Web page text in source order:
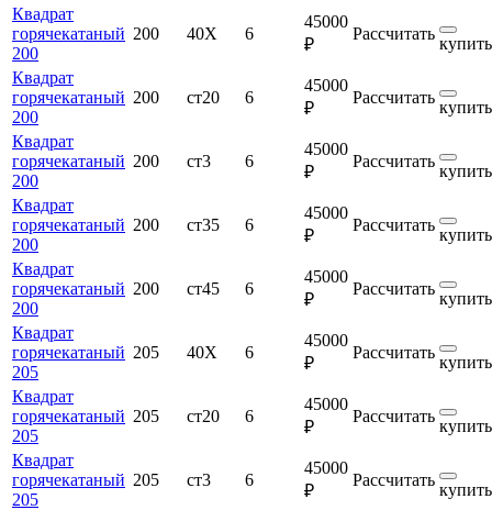
Квадрат
горячекатаный
200
200 40Х 6
45000
₽
Рассчитать
купить
Квадрат
горячекатаный
200
200 ст20 6
45000
₽
Рассчитать
купить
Квадрат
горячекатаный
200
200 ст3 6
45000
₽
Рассчитать
купить
Квадрат
горячекатаный
200
200 ст35 6
45000
₽
Рассчитать
купить
Квадрат
горячекатаный
200
200 ст45 6
45000
₽
Рассчитать
купить
Квадрат
горячекатаный
205
205 40Х 6
45000
₽
Рассчитать
купить
Квадрат
горячекатаный
205
205 ст20 6
45000
₽
Рассчитать
купить
Квадрат
горячекатаный
205
205 ст3 6
45000
₽
Рассчитать
купить